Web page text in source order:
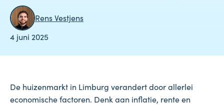
Rens Vestjens
4 juni 2025
De huizenmarkt in Limburg verandert door allerlei
economische factoren. Denk aan inflatie, rente en